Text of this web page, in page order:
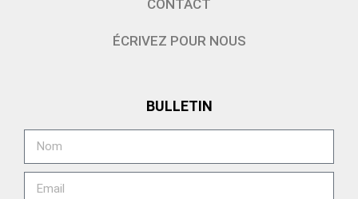
CONTACT
ÉCRIVEZ POUR NOUS
BULLETIN